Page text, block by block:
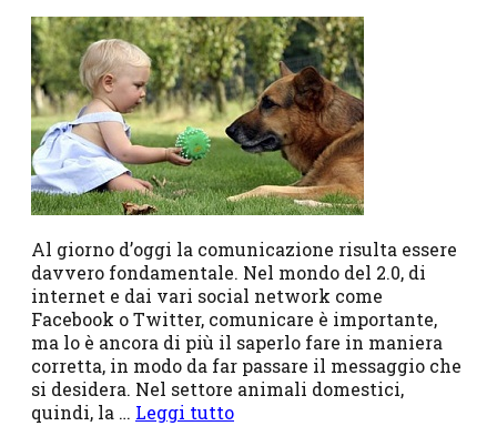
Al giorno d’oggi la comunicazione risulta essere
davvero fondamentale. Nel mondo del 2.0, di
internet e dai vari social network come
Facebook o Twitter, comunicare è importante,
ma lo è ancora di più il saperlo fare in maniera
corretta, in modo da far passare il messaggio che
si desidera. Nel settore animali domestici,
quindi, la … Leggi tutto